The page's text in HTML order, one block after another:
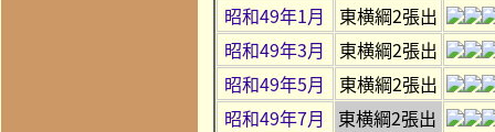
昭和49年1月
東横綱2張出
昭和49年3月
東横綱2張出
昭和49年5月
東横綱2張出
昭和49年7月
東横綱2張出